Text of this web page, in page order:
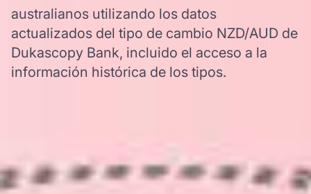
australianos utilizando los datos
actualizados del tipo de cambio NZD/AUD de
Dukascopy Bank, incluido el acceso a la
información histórica de los tipos.